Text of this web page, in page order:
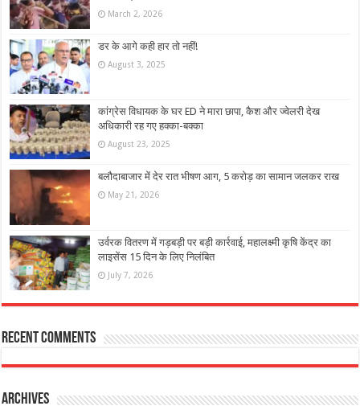
March 2, 2026
डर के आगे कही हार तो नहीं!
August 3, 2025
कांग्रेस विधायक के घर ED ने मारा छापा, कैश और ज्वेलरी देख
अधिकारी रह गए हक्का-बक्का
August 23, 2025
बलौदाबाजार में देर रात भीषण आग, 5 करोड़ का सामान जलकर राख
May 21, 2026
उर्वरक वितरण में गड़बड़ी पर बड़ी कार्रवाई, महालक्ष्मी कृषि केंद्र का
लाइसेंस 15 दिन के लिए निलंबित
July 7, 2026
Recent Comments
Archives